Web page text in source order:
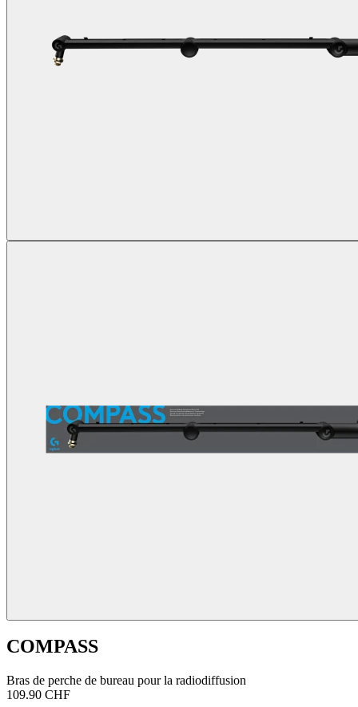
COMPASS
Bras de perche de bureau pour la radiodiffusion
109.90 CHF